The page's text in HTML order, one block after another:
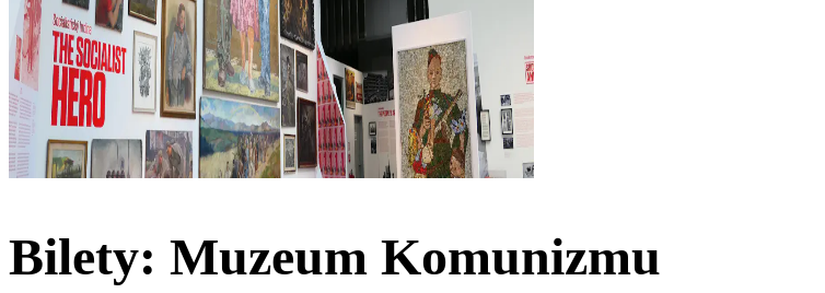
Bilety: Muzeum Komunizmu